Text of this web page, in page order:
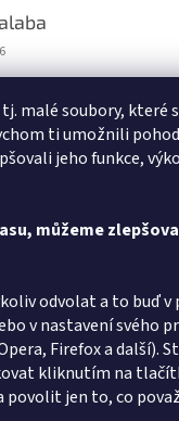
malé soubory, které
ti umožnili
jeho funkce,
můžeme
odvolat a to buď v
v nastavení svého
Firefox a další).
kliknutím na
povolit jen to, co
obchodu je 5 z 5
obchodu je 5 z 5
ověřování recenzí